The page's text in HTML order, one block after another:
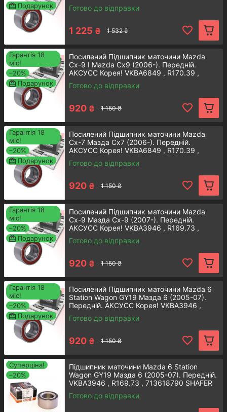
Експертнiсть
Потрібнапружина підвіски Mazdaабо ж
підшипники для ступиці Мазда? Менеджери
радо допоможуть з підбором деталей.
Контактна iнформацiя
Маточини та підшипники для
ступиці Mazda: хіти продажів
Передній підшипник маточини
Мазда 6
Надійна та довговічна деталь, яка
підходить для автомобілів Мазда 6, що
випущені після 2002 року. Виробник -
Подарунок
Готово до відправки
1 225 ₴ 1 532 ₴
Гарантія 18
міс!
–20%
Подарунок
Посилений Підшипник маточини Mazda
Cx-9 І Mazda Cx9 (2006-). Передній.
АКСУСС Корея! VKBA6849 , R170.39 ,
Готово до відправки
920 ₴ 1 150 ₴
Гарантія 18
міс!
–20%
Подарунок
Посилений Підшипник маточини Mazda
Cx-7 Мазда Cx7 (2006-). Передній.
АКСУСС Корея! VKBA6849 , R170.39 ,
Готово до відправки
920 ₴ 1 150 ₴
Гарантія 18
міс!
–20%
Подарунок
Посилений Підшипник маточини Mazda
Cx-9 Мазда Сх-9 (2007-). Передній.
АКСУСС Корея! VKBA3946 , R169.73 ,
Готово до відправки
920 ₴ 1 150 ₴
Гарантія 18
міс!
–20%
Подарунок
Посилений Підшипник маточини Mazda 6
Station Wagon GY19 Мазда 6 (2005-07).
Передній. АКСУСС Корея! VKBA3946 ,
R169.73 , 713618790
Готово до відправки
920 ₴ 1 150 ₴
Суперціна!
–20%
Підшипник маточини Mazda 6 Station
Wagon GY19 Мазда 6 (2005-07). Передній.
VKBA3946 , R169.73 , 713618790 SHAFER
Готово до відправки